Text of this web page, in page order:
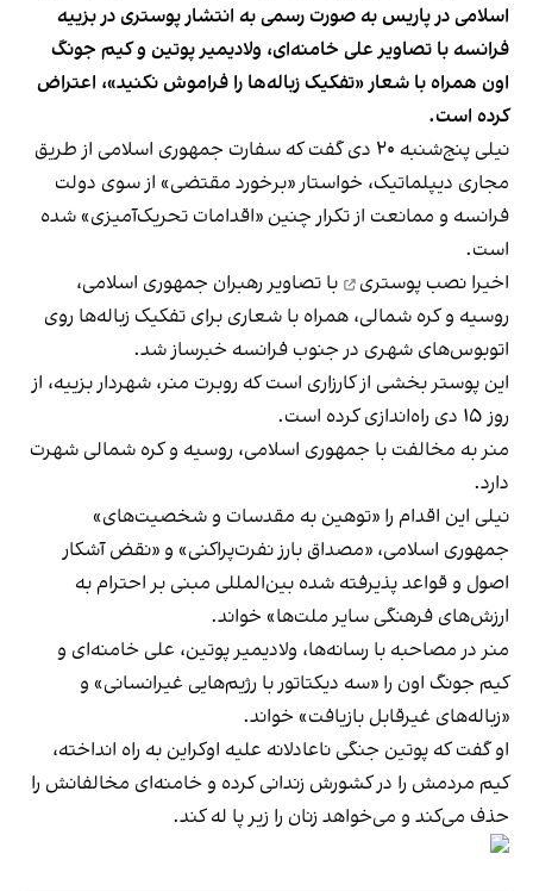
اسلامی در پاریس به صورت رسمی به انتشار پوستری در بزییه
فرانسه با تصاویر علی خامنه‌ای، ولادیمیر پوتین و کیم جونگ‌
اون همراه با شعار «تفکیک زباله‌ها را فراموش نکنید»، اعتراض
کرده است.
نیلی پنج‌شنبه ۲۰ دی گفت که سفارت جمهوری اسلامی از طریق
مجاری دیپلماتیک، خواستار «برخورد مقتضی» از سوی دولت
فرانسه و ممانعت از تکرار چنین «اقدامات تحریک‌آمیزی» شده
است.
اخیرا نصب پوستری
با تصاویر رهبران جمهوری اسلامی،
روسیه و کره شمالی، همراه با شعاری برای تفکیک زباله‌ها روی
اتوبوس‌های شهری در جنوب فرانسه خبرساز شد.
این پوستر بخشی از کارزاری است که روبرت منر، شهردار بزییه، از
روز ۱۵ دی راه‌اندازی کرده است.
منر به مخالفت با جمهوری اسلامی، روسیه و کره شمالی شهرت
دارد.
نیلی این اقدام را «توهین به مقدسات و شخصیت‌های»
جمهوری اسلامی، «مصداق بارز نفرت‌پراکنی» و «نقض آشکار
اصول و قواعد پذیرفته شده بین‌المللی مبنی بر احترام به
ارزش‌های فرهنگی سایر ملت‌ها» خواند.
منر در مصاحبه با رسانه‌ها، ولادیمیر پوتین، علی خامنه‌ای و
کیم جونگ‌ اون را «سه دیکتاتور با رژیم‌هایی غیرانسانی» و
«زباله‌های غیر‌قابل بازیافت» خواند.
او گفت که پوتین جنگی ناعادلانه علیه اوکراین به راه انداخته،
کیم مردمش را در کشورش زندانی کرده و خامنه‌ای مخالفانش را
حذف می‌کند و می‌خواهد زنان را زیر پا له کند.